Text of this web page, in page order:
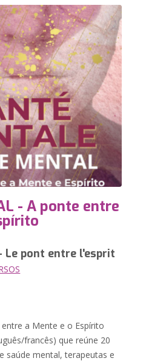
- A ponte entre
Le pont entre l'esprit
a Mente e o Espírito
francês) que reúne 20
saúde mental, terapeutas e